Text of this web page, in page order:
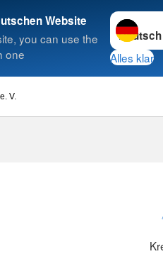
Website
you can use the
one
Sprache
Alles klar
V.
Suche